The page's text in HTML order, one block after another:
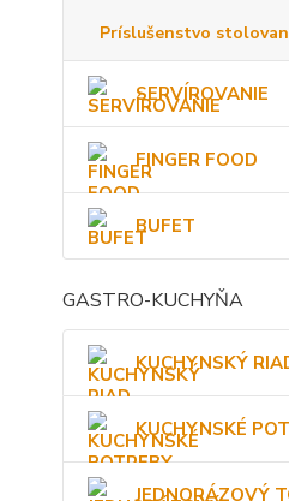
Príslušenstvo
SERVÍROVANIE
FINGER FOOD
BUFET
GASTRO-KUCHYŇA
KUCHYNSKÝ
KUCHYNSKÉ
JEDNORÁZOVÝ